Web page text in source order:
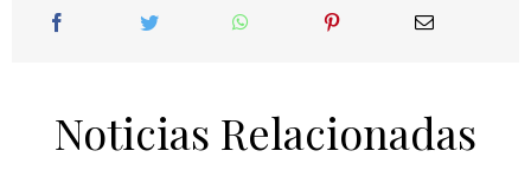
Noticias Relacionadas